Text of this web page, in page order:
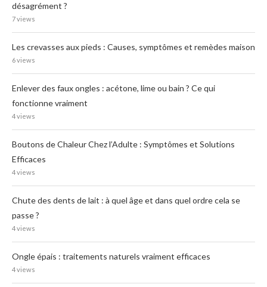
désagrément ?
7 views
Les crevasses aux pieds : Causes, symptômes et remèdes maison
6 views
Enlever des faux ongles : acétone, lime ou bain ? Ce qui
fonctionne vraiment
4 views
Boutons de Chaleur Chez l’Adulte : Symptômes et Solutions
Efficaces
4 views
Chute des dents de lait : à quel âge et dans quel ordre cela se
passe ?
4 views
Ongle épais : traitements naturels vraiment efficaces
4 views